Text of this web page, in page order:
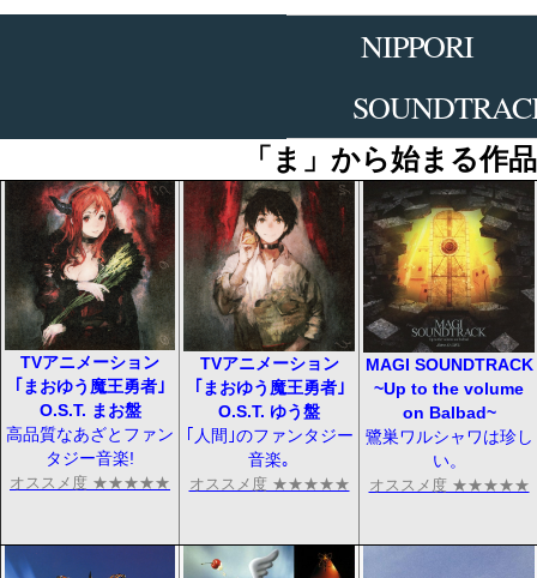
Skip
NIPPORI
「ま」から始まる作
TVアニメーション
｢まおゆう魔王勇者｣
O.S.T. まお盤
高品質なあざとファン
タジー音楽!
オススメ度 ★★★★★
TVアニメーション
｢まおゆう魔王勇者｣
O.S.T. ゆう盤
｢人間｣のファンタジー
音楽｡
オススメ度 ★★★★★
MAGI SOUNDTRACK
~Up to the volume
on Balbad~
鷺巣ワルシャワは珍し
い。
オススメ度 ★★★★★